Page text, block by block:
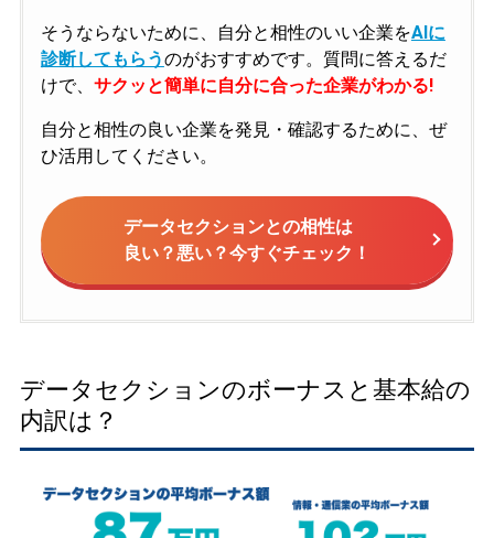
そうならないために、自分と相性のいい企業をAIに
診断してもらうのがおすすめです。質問に答えるだ
けで、 サクッと簡単に自分に合った企業がわかる!
自分と相性の良い企業を発見・確認するために、ぜ
ひ活用してください。
データセクションとの相性は
良い？悪い？今すぐチェック！
データセクションのボーナスと基本給の
内訳は？